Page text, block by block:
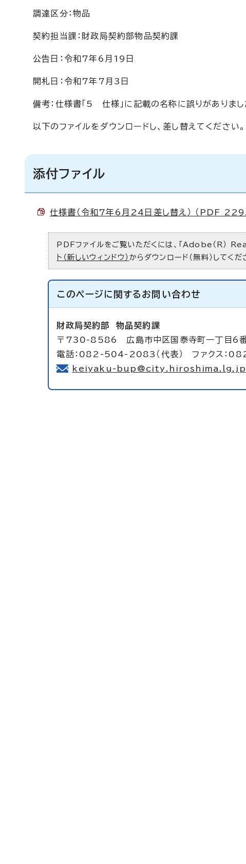
調達区分：物品
契約担当課：財政局契約部物品契約課
公告日：令和7年6月19日
開札日：令和7年7月3日
備考：仕様書「5 仕様」に記載の名称に誤りがありまし
以下のファイルをダウンロードし、差し替えてください。
添付ファイル
仕様書（令和7年6月24日差し替え） （PDF
PDFファイルをご覧いただくには、「Adobe（R）
ト（新しいウィンドウ） からダウンロード（無料）してくだ
このページに関する お問い合わせ
財政局契約部 物品契約課
〒730-8586 広島市中区国泰寺町一丁目6
電話：082-504-2083（代表） ファクス：
keiyaku-bup@city.hiroshima.lg.jp